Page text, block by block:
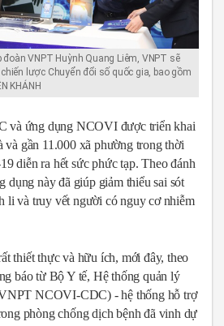
VNPT Huỳnh Quang Liêm, VNPT sẽ
lược Chuyển đổi số quốc gia, bao gồm
KHÁNH
và ứng dụng NCOVI được triển khai
và gần 11.000 xã phường trong thời
diễn ra hết sức phức tạp. Theo đánh
dụng này đã giúp giảm thiểu sai sót
li và truy vết người có nguy cơ nhiễm
thiết thực và hữu ích, mới đây, theo
báo từ Bộ Y tế, Hệ thống quản lý
NCOVI-CDC) - hệ thống hỗ trợ
phòng chống dịch bệnh đã vinh dự